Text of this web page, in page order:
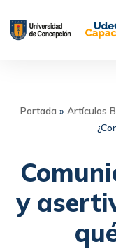
Saltar
Portada » Artículos
y